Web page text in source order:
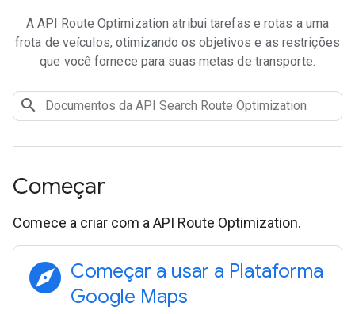
A API Route Optimization atribui tarefas e rotas a uma
frota de veículos, otimizando os objetivos e as restrições
que você fornece para suas metas de transporte.
Começar
Comece a criar com a API Route Optimization.
explore Começar a usar a Plataforma
Google Maps